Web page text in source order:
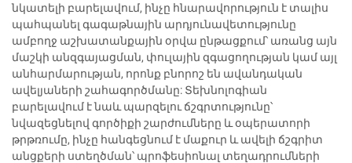
նկատելի բարելավում, ինչը հնարավորություն է տալիս
պահպանել գագաթնային արդյունավետությունը
ամբողջ աշխատանքային օրվա ընթացքում՝ առանց այն
մաշկի անզգայացման, փուլային զգացողության կամ այլ
անհարմարության, որոնք բնորոշ են ավանդական
ավելյաների շահագործմանը: Տեխնոլոգիան
բարելավում է նաև պարզելու ճշգրտությունը՝
նվազեցնելով գործիքի շարժումները և օպերատորի
թրթռումը, ինչը հանգեցնում է մաքուր և ավելի ճշգրիտ
անցքերի ստեղծման՝ պրոֆեսիոնալ տեղադրումների